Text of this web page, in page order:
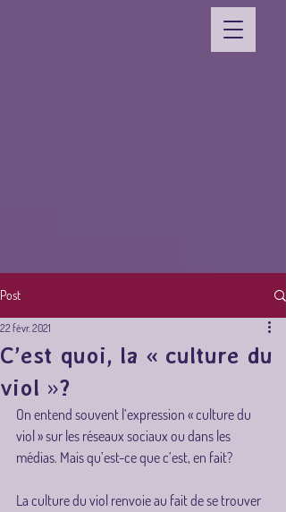
Post
C’est quoi, la « culture du
viol »?
22 févr. 2021
On entend souvent l’expression « culture du
viol » sur les réseaux sociaux ou dans les
médias. Mais qu’est-ce que c’est, en fait?
La culture du viol renvoie au fait de se trouver